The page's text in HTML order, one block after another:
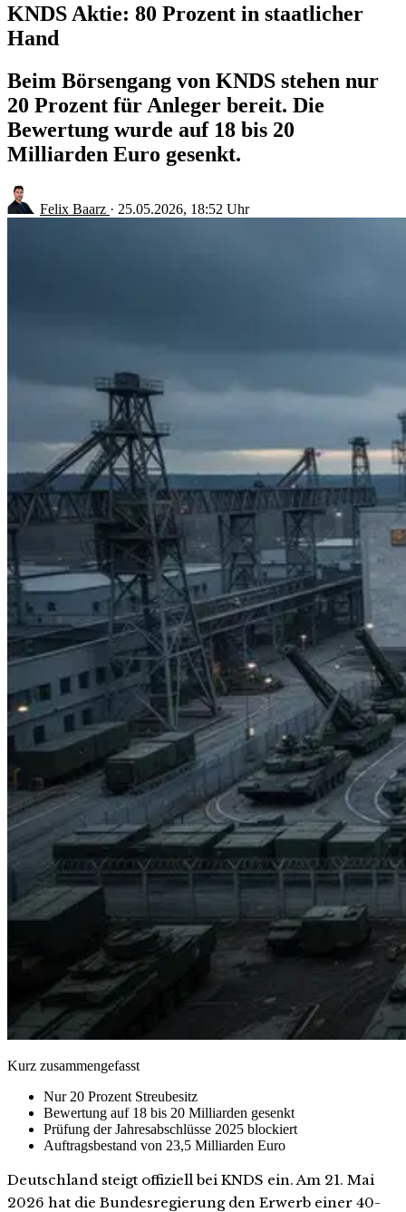
KNDS Aktie: 80 Prozent in staatlicher
Hand
Beim Börsengang von KNDS stehen nur
20 Prozent für Anleger bereit. Die
Bewertung wurde auf 18 bis 20
Milliarden Euro gesenkt.
Felix Baarz · 25.05.2026, 18:52 Uhr
Kurz zusammengefasst
Nur 20 Prozent Streubesitz
Bewertung auf 18 bis 20 Milliarden gesenkt
Prüfung der Jahresabschlüsse 2025 blockiert
Auftragsbestand von 23,5 Milliarden Euro
Deutschland steigt offiziell bei KNDS ein. Am 21. Mai
2026 hat die Bundesregierung den Erwerb einer 40-